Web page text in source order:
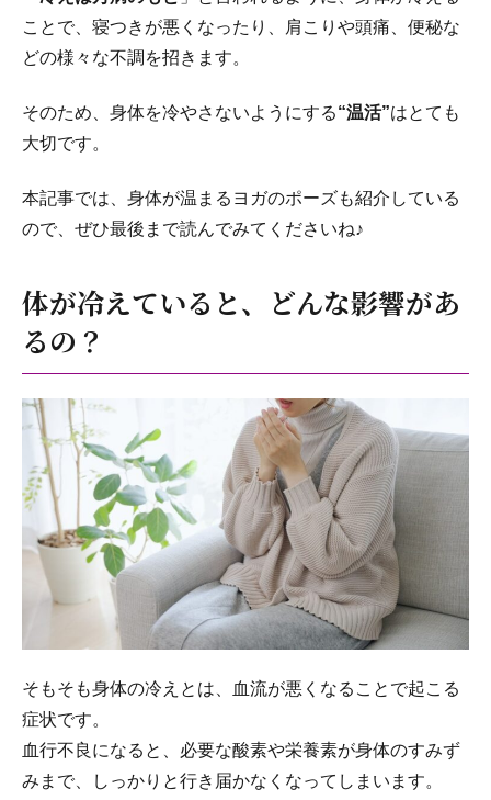
ことで、寝つきが悪くなったり、肩こりや頭痛、便秘な
どの様々な不調を招きます。
そのため、身体を冷やさないようにする“温活”はとても
大切です。
本記事では、身体が温まるヨガのポーズも紹介している
ので、ぜひ最後まで読んでみてくださいね♪
体が冷えていると、どんな影響があ
るの？
そもそも身体の冷えとは、血流が悪くなることで起こる
症状です。
血行不良になると、必要な酸素や栄養素が身体のすみず
みまで、しっかりと行き届かなくなってしまいます。